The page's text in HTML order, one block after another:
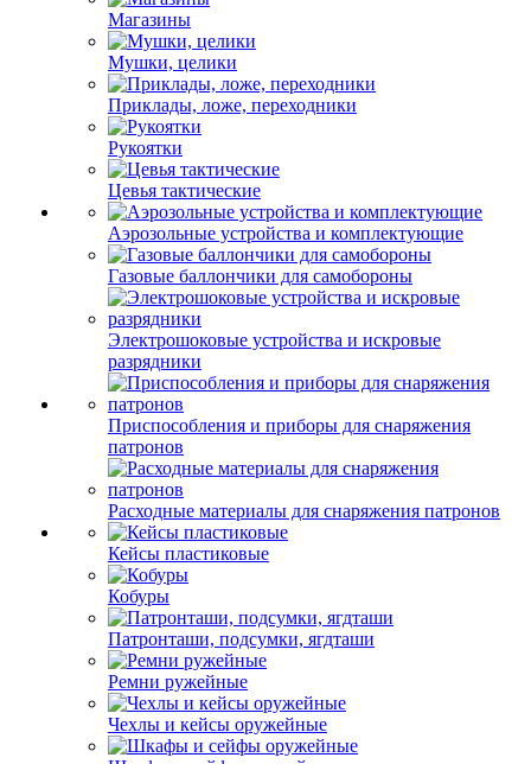
Магазины
Мушки, целики
Приклады, ложе, переходники
Рукоятки
Цевья тактические
Аэрозольные устройства и комплектующие
Газовые баллончики для самобороны
Электрошоковые устройства и искровые
разрядники
Приспособления и приборы для снаряжения
патронов
Расходные материалы для снаряжения патронов
Кейсы пластиковые
Кобуры
Патронташи, подсумки, ягдташи
Ремни ружейные
Чехлы и кейсы оружейные